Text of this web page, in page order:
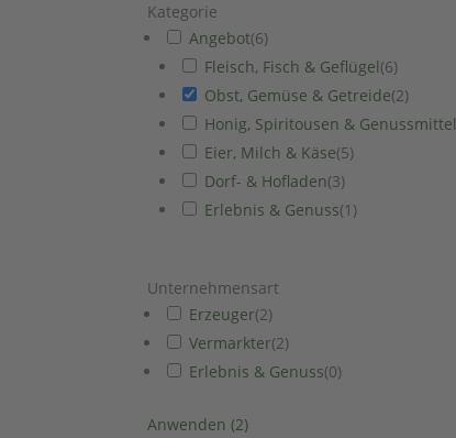
Kategorie
Angebot(6)
Fleisch, Fisch & Geflügel(6)
Obst, Gemüse & Getreide(2)
Honig, Spiritousen & Genussmittel
Eier, Milch & Käse(5)
Dorf- & Hofladen(3)
Erlebnis & Genuss(1 )
Unternehmensart
Erzeuger(2)
Vermarkter(2)
Erlebnis & Genuss(0)
Anwenden(2)